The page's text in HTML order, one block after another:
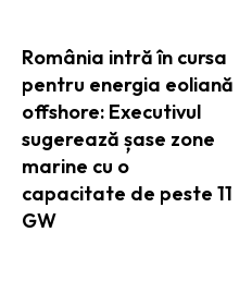
România intră în cursa
pentru energia eoliană
offshore: Executivul
sugerează șase zone
marine cu o
capacitate de peste 11
GW